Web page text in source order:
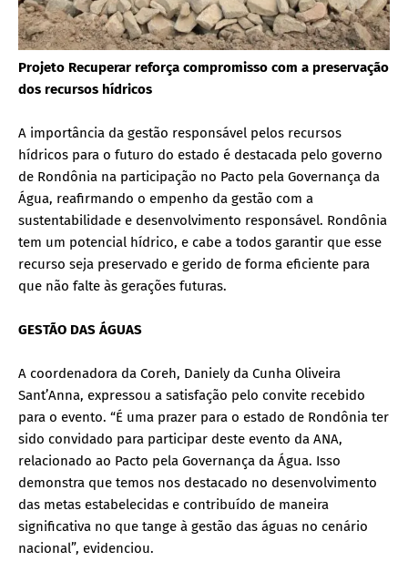
Projeto Recuperar reforça compromisso com a preservação
dos recursos hídricos
A importância da gestão responsável pelos recursos
hídricos para o futuro do estado é destacada pelo governo
de Rondônia na participação no Pacto pela Governança da
Água, reafirmando o empenho da gestão com a
sustentabilidade e desenvolvimento responsável. Rondônia
tem um potencial hídrico, e cabe a todos garantir que esse
recurso seja preservado e gerido de forma eficiente para
que não falte às gerações futuras.
GESTÃO DAS ÁGUAS
A coordenadora da Coreh, Daniely da Cunha Oliveira
Sant’Anna, expressou a satisfação pelo convite recebido
para o evento. “É uma prazer para o estado de Rondônia ter
sido convidado para participar deste evento da ANA,
relacionado ao Pacto pela Governança da Água. Isso
demonstra que temos nos destacado no desenvolvimento
das metas estabelecidas e contribuído de maneira
significativa no que tange à gestão das águas no cenário
nacional”, evidenciou.